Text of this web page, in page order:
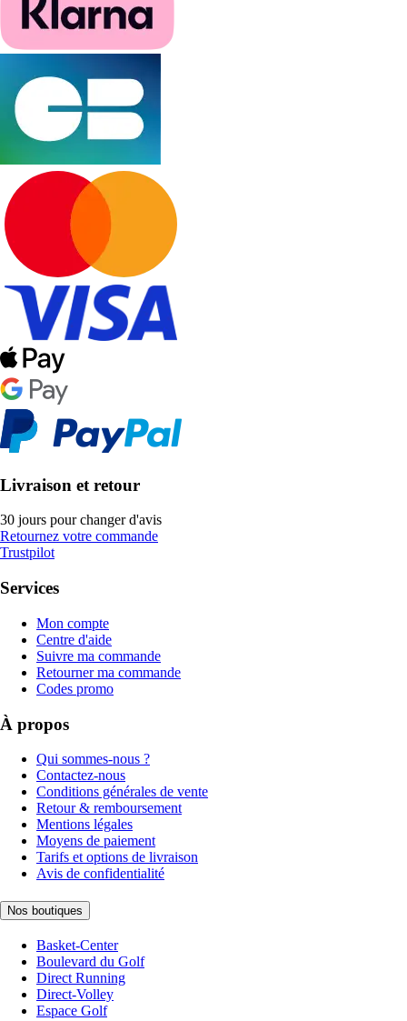
Livraison et retour
30 jours pour changer d'avis
Retournez votre commande
Trustpilot
Services
Mon compte
Centre d'aide
Suivre ma commande
Retourner ma commande
Codes promo
À propos
Qui sommes-nous ?
Contactez-nous
Conditions générales de vente
Retour & remboursement
Mentions légales
Moyens de paiement
Tarifs et options de livraison
Avis de confidentialité
Nos boutiques
Basket-Center
Boulevard du Golf
Direct Running
Direct-Volley
Espace Golf